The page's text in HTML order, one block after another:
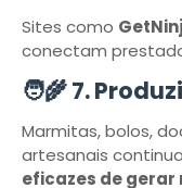
Sites como
conectam
🧑‍🌾 7.
Marmitas, bolos,
artesanais
eficazes de gerar